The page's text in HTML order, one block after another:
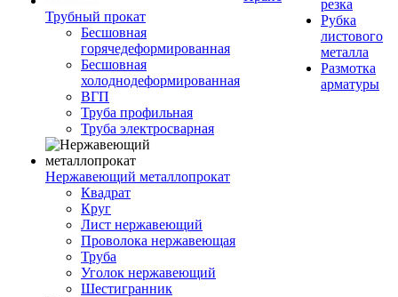
Трубный прокат
Бесшовная
горячедеформированная
Бесшовная
холоднодеформированная
ВГП
Труба профильная
Труба электросварная
Нержавеющий металлопрокат
Квадрат
Круг
Лист нержавеющий
Проволока нержавеющая
Труба
Уголок нержавеющий
Шестигранник
резка
Рубка
листового
металла
Размотка
арматуры